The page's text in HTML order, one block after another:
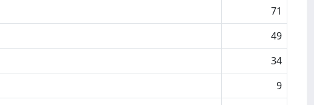
71
49
34
9